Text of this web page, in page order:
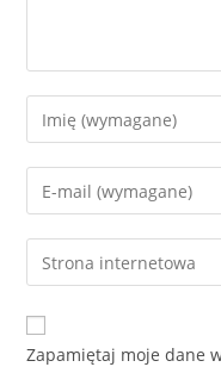
Zapamiętaj moje dane